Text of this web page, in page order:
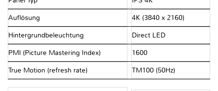
Auflösung 4K (3840 x 2160)
Hintergrundbeleuchtung Direct LED
PMI (Picture Mastering Index) 1600
True Motion (refresh rate) TM100 (50Hz)